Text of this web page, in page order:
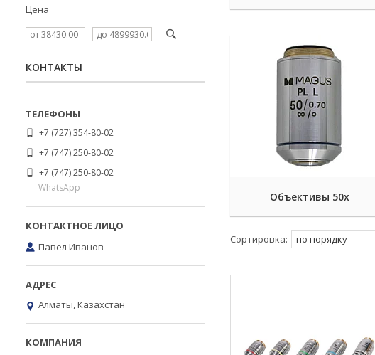
Объективы 50х
Цена
КОНТАКТЫ
+7 (727) 354-80-02
+7 (747) 250-80-02
+7 (747) 250-80-02
WhatsApp
Павел Иванов
Алматы, Казахстан